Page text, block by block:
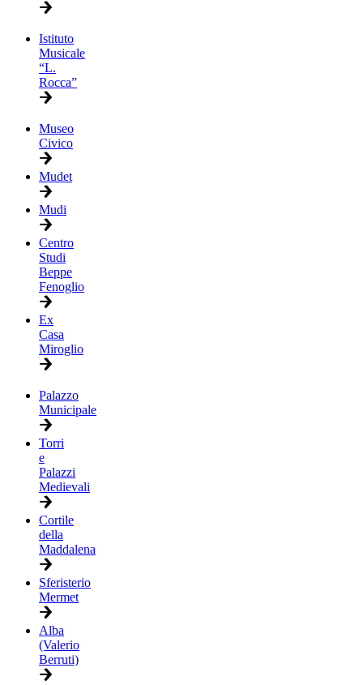
Istituto
Musicale
“L.
Rocca”
Museo
Civico
Mudet
Mudi
Centro
Studi
Beppe
Fenoglio
Ex
Casa
Miroglio
Palazzo
Municipale
Torri
e
Palazzi
Medievali
Cortile
della
Maddalena
Sferisterio
Mermet
Alba
(Valerio
Berruti)